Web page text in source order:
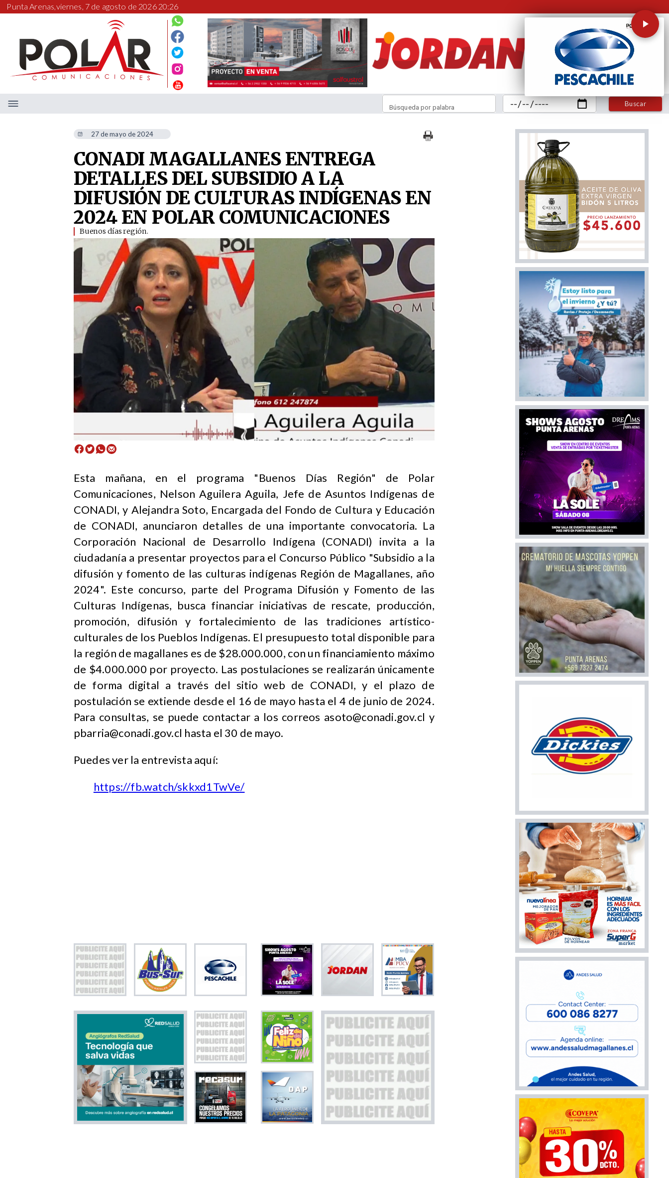
Punta Arenas,viernes, 7 de agosto de 2026 20:26
Buscar
Búsqueda por palabra
27 de mayo de 2024
CONADI MAGALLANES ENTREGA
DETALLES DEL SUBSIDIO A LA
DIFUSIÓN DE CULTURAS INDÍGENAS EN
2024 EN POLAR COMUNICACIONES
Buenos días región.
​Esta mañana, en el programa "Buenos Días Región" de Polar
Comunicaciones, Nelson Aguilera Aguila, Jefe de Asuntos Indígenas de
CONADI, y Alejandra Soto, Encargada del Fondo de Cultura y Educación
de CONADI, anunciaron detalles de una importante convocatoria. La
Corporación Nacional de Desarrollo Indígena (CONADI) invita a la
ciudadanía a presentar proyectos para el Concurso Público "Subsidio a la
difusión y fomento de las culturas indígenas Región de Magallanes, año
2024". Este concurso, parte del Programa Difusión y Fomento de las
Culturas Indígenas, busca financiar iniciativas de rescate, producción,
promoción, difusión y fortalecimiento de las tradiciones artístico-
culturales de los Pueblos Indígenas. El presupuesto total disponible para
la región de magallanes es de $28.000.000, con un financiamiento máximo
de $4.000.000 por proyecto. Las postulaciones se realizarán únicamente
de forma digital a través del sitio web de CONADI, y el plazo de
postulación se extiende desde el 16 de mayo hasta el 4 de junio de 2024.
Para consultas, se puede contactar a los correos asoto@conadi.gov.cl y
pbarria@conadi.gov.cl hasta el 30 de mayo.
Puedes ver la entrevista aquí:
https://fb.watch/skkxd1TwVe/